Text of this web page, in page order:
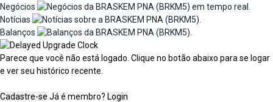
Negócios
Notícias
Balanços
Parece que você não está logado. Clique no botão abaixo para se logar
e ver seu histórico recente.
Cadastre-se Já é membro? Login